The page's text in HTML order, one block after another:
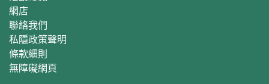
網店
聯絡我們
私隱政策聲明
條款細則
無障礙網頁